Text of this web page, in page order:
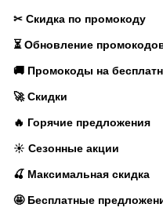
✂ Скидка по промокоду
⏳ Обновление
🚚 Промокоды на
🚀 Скидки
🔥 Горячие предложения
☀️ Сезонные акции
🍒 Максимальная скидка
🤩 Бесплатные